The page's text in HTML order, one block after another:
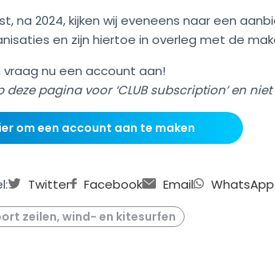
na 2024, kijken wij eveneens naar een
en zijn hiertoe in overleg met de
vraag nu een account aan!
deze pagina voor ‘CLUB subscription’ en
om een account aan te maken
Twitter Facebook Email WhatsApp
zeilen, wind- en kitesurfen